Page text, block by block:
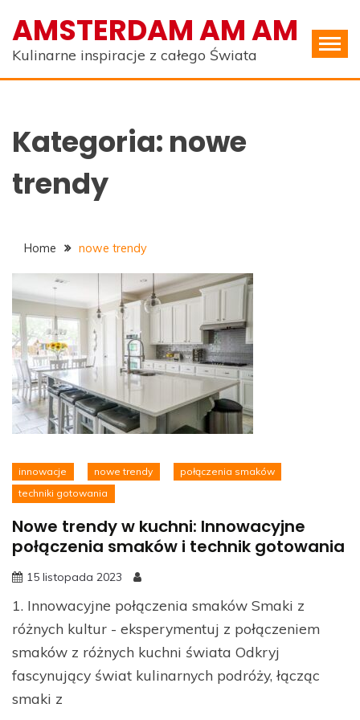
content
AMSTERDAM AM AM
Kulinarne inspiracje z całego Świata
Kategoria: nowe
trendy
Home nowe trendy
innowacje nowe trendy
połączenia smaków
techniki gotowania
Nowe trendy w kuchni: Innowacyjne
połączenia smaków i technik gotowania
15 listopada 2023
1. Innowacyjne połączenia smaków Smaki z
różnych kultur - eksperymentuj z połączeniem
smaków z różnych kuchni świata Odkryj
fascynujący świat kulinarnych podróży, łącząc
smaki z